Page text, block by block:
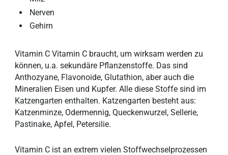
Nerven
Gehirn
Vitamin C Vitamin C braucht, um wirksam werden zu
können, u.a. sekundäre Pflanzenstoffe. Das sind
Anthozyane, Flavonoide, Glutathion, aber auch die
Mineralien Eisen und Kupfer. Alle diese Stoffe sind im
Katzengarten enthalten. Katzengarten besteht aus:
Katzenminze, Odermennig, Queckenwurzel, Sellerie,
Pastinake, Apfel, Petersilie.
Vitamin C ist an extrem vielen Stoffwechselprozessen